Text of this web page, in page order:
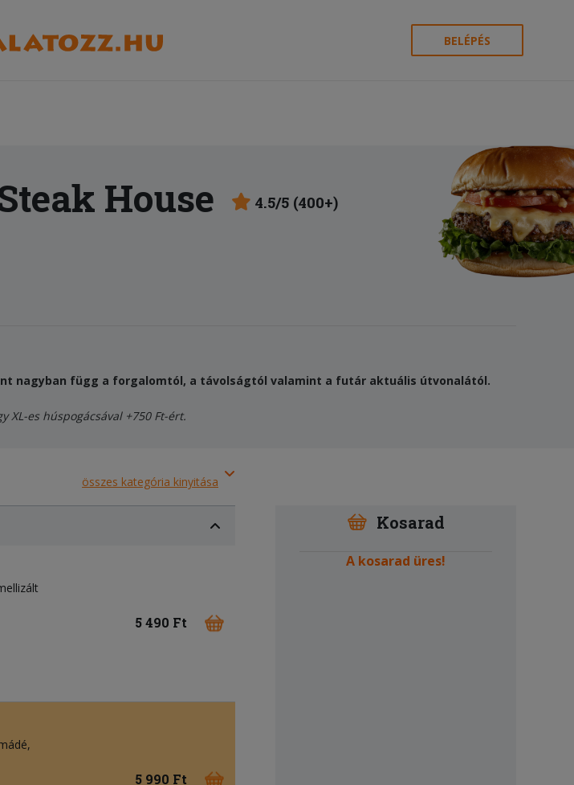
BELÉPÉS
House 4.5/5 (400+)
nagyban függ a forgalomtól, a távolságtól valamint a futár aktuális útvonalától.
XL-es húspogácsával +750 Ft-ért.
összes kategória kinyitása
5 490 Ft
5 990 Ft
Kosarad
A kosarad üres!